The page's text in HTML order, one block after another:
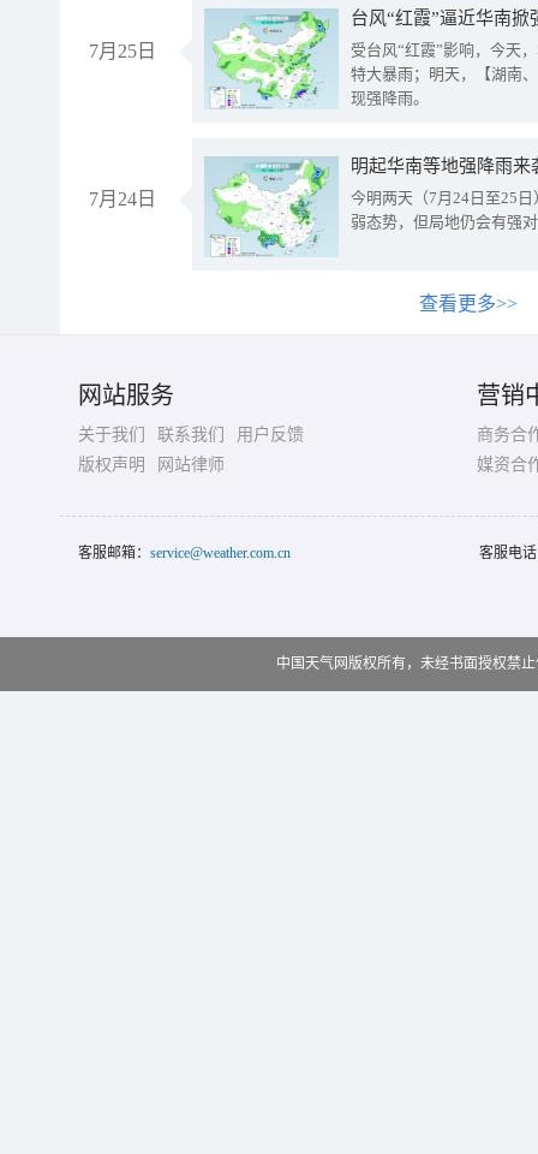
7月25日
台风“红霞”逼近华南
受台风“红霞”影响，今天
特大暴雨；明天，【湖南
现强降雨。
7月24日
明起华南等地强降雨
今明两天（7月24日至25
弱态势，但局地仍会有强
查看更多>>
网站服务
关于我们 联系我们
用户反馈
版权声明
网站律师
营销
商务合
媒资合
客服邮箱： service@weather.com.cn 客服电
中国天气网版权所有，未经书面授权